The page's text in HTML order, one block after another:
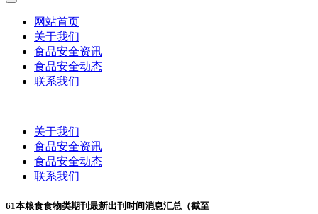
网站首页
关于我们
食品安全资讯
食品安全动态
联系我们
关于我们
食品安全资讯
食品安全动态
联系我们
61本粮食食物类期刊最新出刊时间消息汇总（截至